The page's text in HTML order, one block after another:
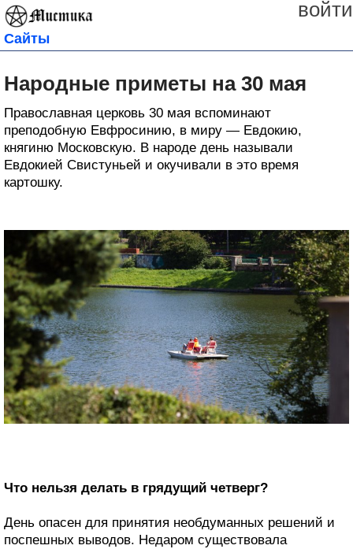
войти
Сайты
Народные приметы на 30 мая
Православная церковь 30 мая вспоминают
преподобную Евфросинию, в миру — Евдокию,
княгиню Московскую. В народе день называли
Евдокией Свистуньей и окучивали в это время
картошку.
Что нельзя делать в грядущий четверг?
День опасен для принятия необдуманных решений и
поспешных выводов. Недаром существовала